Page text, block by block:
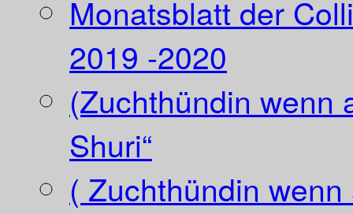
Monatsblatt der
2019 -2020
(Zuchthündin wenn
Shuri“
( Zuchthündin